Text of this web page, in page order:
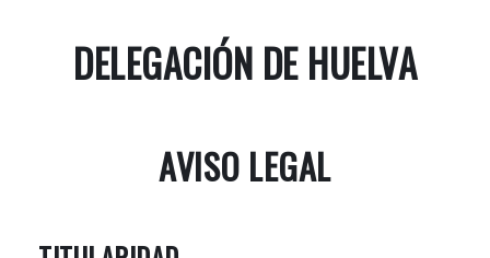
DELEGACIÓN DE HUELVA
AVISO LEGAL